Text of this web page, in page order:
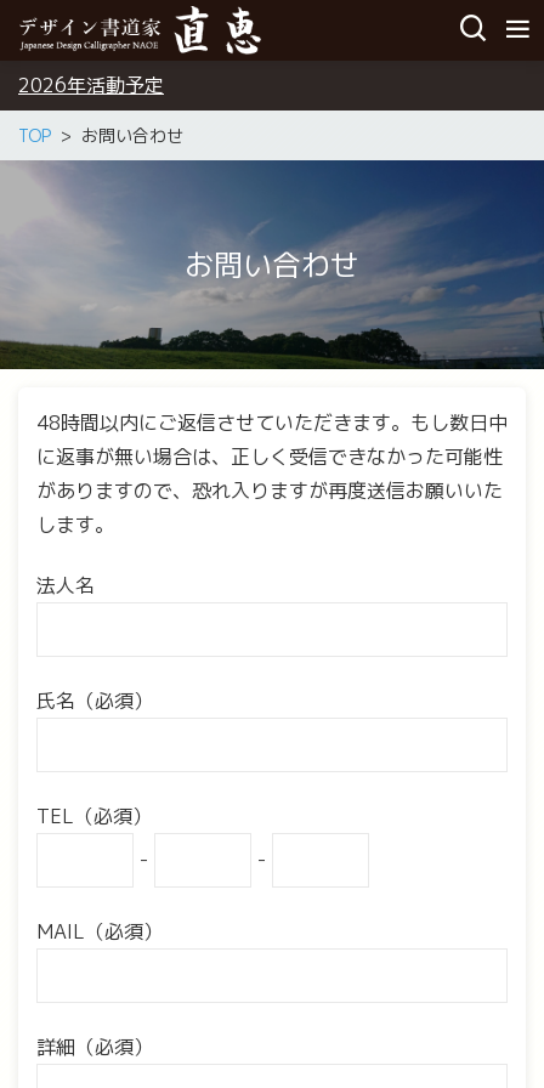
2026年活動予定
TOP お問い合わせ
お問い合わせ
48時間以内にご返信させていただきます。もし数日中
に返事が無い場合は、正しく受信できなかった可能性
がありますので、恐れ入りますが再度送信お願いいた
します。
法人名
氏名（必須）
TEL（必須）
-
-
MAIL（必須）
詳細（必須）